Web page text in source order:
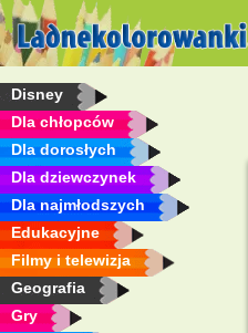
Disney
Dla chłopców
Dla dorosłych
Dla dziewczynek
Dla najmłodszych
Edukacyjne
Filmy i telewizja
Geografia
Gry